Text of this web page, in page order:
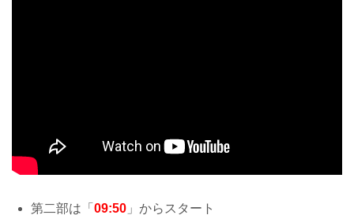
第二部は「 09:50 」からスタート